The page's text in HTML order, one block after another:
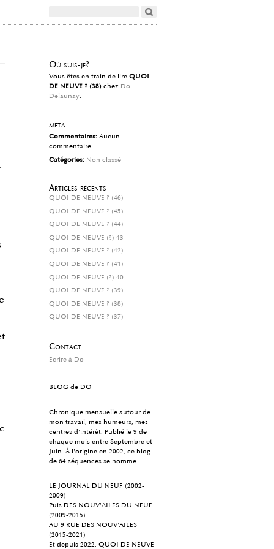
Où suis-je?
Vous êtes en train de lire QUOI
DE NEUVE ? (38) chez Do
Delaunay.
meta
Commentaires: Aucun
commentaire
Catégories: Non classé
Articles récents
QUOI DE NEUVE ? (46)
QUOI DE NEUVE ? (45)
QUOI DE NEUVE ? (44)
QUOI DE NEUVE (?) 43
QUOI DE NEUVE ? (42)
QUOI DE NEUVE ? (41)
QUOI DE NEUVE (?) 40
QUOI DE NEUVE ? (39)
QUOI DE NEUVE ? (38)
QUOI DE NEUVE ? (37)
Contact
Ecrire à Do
BLOG de DO
Chronique mensuelle autour de
mon travail, mes humeurs, mes
centres d'intérêt. Publié le 9 de
chaque mois entre Septembre et
Juin. À l'origine en 2002, ce blog
de 64 séquences se nomme
LE JOURNAL DU NEUF (2002-
2009)
Puis DES NOUV'AILES DU NEUF
(2009-2015)
AU 9 RUE DES NOUV'AILES
(2015-2021)
Et depuis 2022, QUOI DE NEUVE